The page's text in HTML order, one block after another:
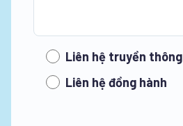
Liên hệ truyền thông
Liên hệ đồng hành